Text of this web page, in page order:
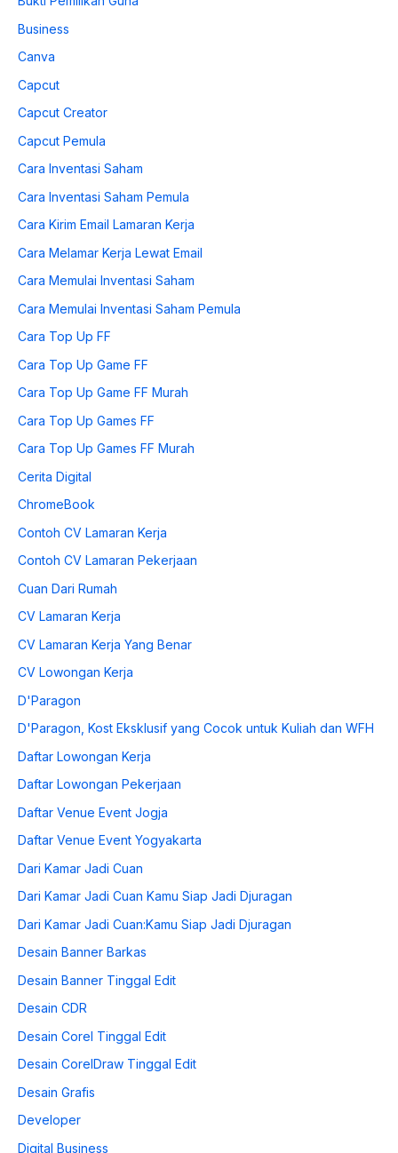
Business
Canva
Capcut
Capcut Creator
Capcut Pemula
Cara Inventasi Saham
Cara Inventasi Saham Pemula
Cara Kirim Email Lamaran Kerja
Cara Melamar Kerja Lewat Email
Cara Memulai Inventasi Saham
Cara Memulai Inventasi Saham Pemula
Cara Top Up FF
Cara Top Up Game FF
Cara Top Up Game FF Murah
Cara Top Up Games FF
Cara Top Up Games FF Murah
Cerita Digital
ChromeBook
Contoh CV Lamaran Kerja
Contoh CV Lamaran Pekerjaan
Cuan Dari Rumah
CV Lamaran Kerja
CV Lamaran Kerja Yang Benar
CV Lowongan Kerja
D'Paragon
D'Paragon, Kost Eksklusif yang Cocok untuk Kuliah dan WFH
Daftar Lowongan Kerja
Daftar Lowongan Pekerjaan
Daftar Venue Event Jogja
Daftar Venue Event Yogyakarta
Dari Kamar Jadi Cuan
Dari Kamar Jadi Cuan Kamu Siap Jadi Djuragan
Dari Kamar Jadi Cuan:Kamu Siap Jadi Djuragan
Desain Banner Barkas
Desain Banner Tinggal Edit
Desain CDR
Desain Corel Tinggal Edit
Desain CorelDraw Tinggal Edit
Desain Grafis
Developer
Digital Business